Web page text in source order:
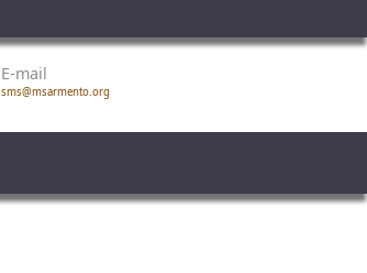
E-mail
sms@msarmento.org